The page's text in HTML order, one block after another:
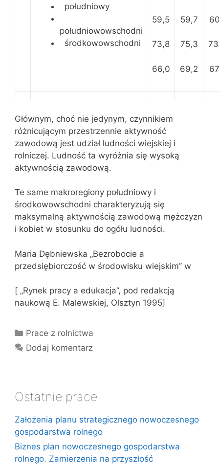
południowy
południowowschodni
środkowowschodni
59,5
73,8
66,0
59,7
75,3
69,2
Głównym, choć nie jedynym, czynnikiem
różnicującym przestrzennie aktywność
zawodową jest udział ludności wiejskiej i
rolniczej. Ludność ta wyróżnia się wysoką
aktywnością zawodową.
Te same makroregiony południowy i
środkowowschodni charakteryzują się
maksymalną aktywnością zawodową mężczyzn
i kobiet w stosunku do ogółu ludności.
Maria Dębniewska „Bezrobocie a
przedsiębiorczość w środowisku wiejskim” w
[ „Rynek pracy a edukacja”, pod redakcją
naukową E. Malewskiej, Olsztyn 1995]
Kategorie
Prace z rolnictwa
Dodaj komentarz
Ostatnie prace
Założenia planu strategicznego nowoczesnego
gospodarstwa rolnego
Biznes plan nowoczesnego gospodarstwa
rolnego. Zamierzenia na przyszłość